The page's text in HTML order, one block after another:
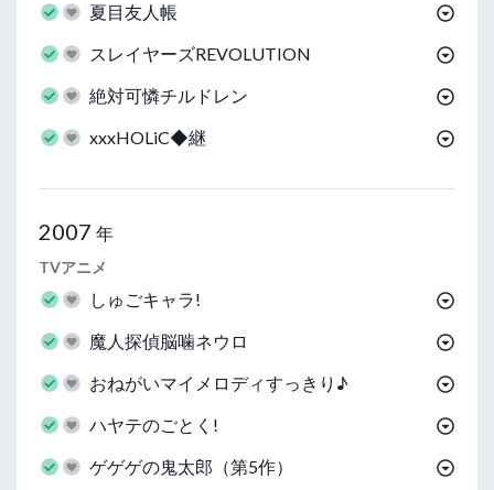
夏目友人帳
スレイヤーズREVOLUTION
絶対可憐チルドレン
xxxHOLiC◆継
2007 年
TVアニメ
しゅごキャラ!
魔人探偵脳噛ネウロ
おねがいマイメロディすっきり♪
ハヤテのごとく!
ゲゲゲの鬼太郎（第5作）